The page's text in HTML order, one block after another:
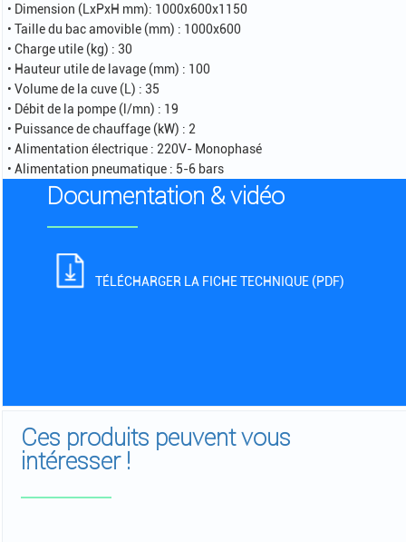
• Dimension (LxPxH mm): 1000x600x1150
• Taille du bac amovible (mm) : 1000x600
• Charge utile (kg) : 30
• Hauteur utile de lavage (mm) : 100
• Volume de la cuve (L) : 35
• Débit de la pompe (l/mn) : 19
• Puissance de chauffage (kW) : 2
• Alimentation électrique : 220V- Monophasé
• Alimentation pneumatique : 5-6 bars
Documentation & vidéo
TÉLÉCHARGER LA FICHE TECHNIQUE (PDF)
Ces produits peuvent vous
intéresser !